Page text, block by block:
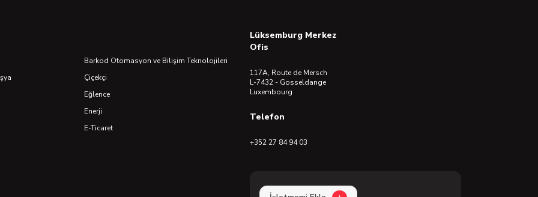
Barkod Otomasyon ve Bilişim Teknolojileri
Çiçekçi
Eğlence
Enerji
E-Ticaret
Lüksemburg Merkez
Ofis
117A, Route de Mersch
L-7432 - Gosseldange
Luxembourg
Telefon
+352 27 84 94 03